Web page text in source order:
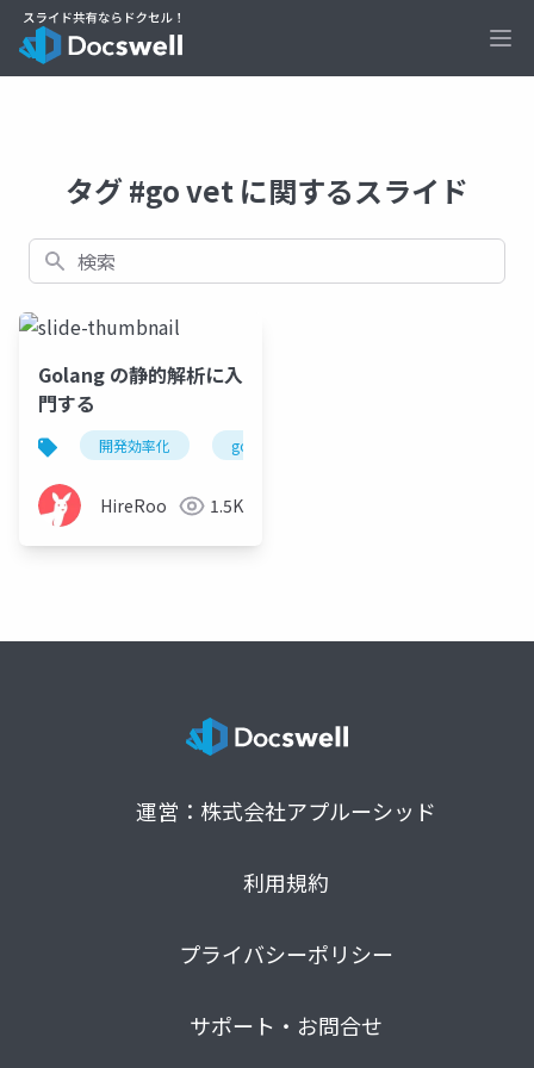
タグ #go vet に関するスライド
検索
Golang の静的解析に入
門する
開発効率化 golang
HireRoo 1.5K
運営：株式会社アプルーシッド
利用規約
プライバシーポリシー
サポート・お問合せ